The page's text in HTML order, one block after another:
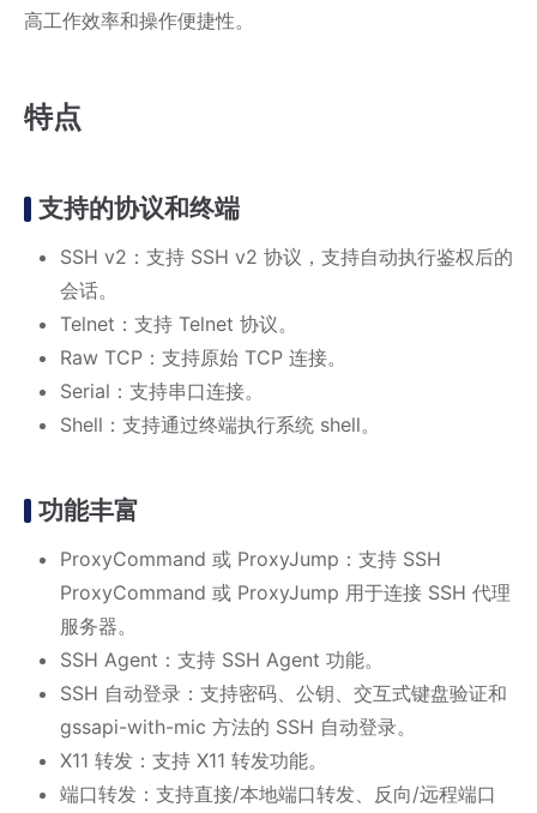
高工作效率和操作便捷性。
特点
支持的协议和终端
SSH v2：支持 SSH v2 协议，支持自动执行鉴权后的
会话。
Telnet：支持 Telnet 协议。
Raw TCP：支持原始 TCP 连接。
Serial：支持串口连接。
Shell：支持通过终端执行系统 shell。
功能丰富
ProxyCommand 或 ProxyJump：支持 SSH
ProxyCommand 或 ProxyJump 用于连接 SSH 代理
服务器。
SSH Agent：支持 SSH Agent 功能。
SSH 自动登录：支持密码、公钥、交互式键盘验证和
gssapi-with-mic 方法的 SSH 自动登录。
X11 转发：支持 X11 转发功能。
端口转发：支持直接/本地端口转发、反向/远程端口